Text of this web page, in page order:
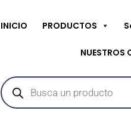
INICIO PRODUCTOS
NUESTROS
Búsqueda
de
productos